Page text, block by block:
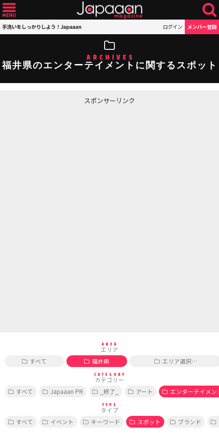
手洗いをしっかりしよう！Japaaan ログイン メンバー登録
ARCHIVES
福井県のエンターテイメントに関するスポット
スポンサーリンク
AREA
エリア
すべて
福井県 エリア選択…
CATEGORY
カテゴリー
すべて
Japaaan PR _終了_ アート エンターテイメン
TYPE
タイプ
すべて
イベント キーワード スポット ブランド